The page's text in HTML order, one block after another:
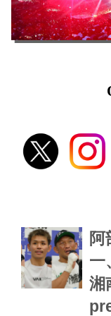
阿
一
湘